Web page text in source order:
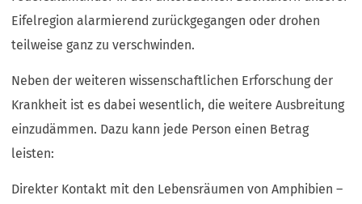
Eifelregion alarmierend zurückgegangen oder drohen
teilweise ganz zu verschwinden.
Neben der weiteren wissenschaftlichen Erforschung der
Krankheit ist es dabei wesentlich, die weitere Ausbreitung
einzudämmen. Dazu kann jede Person einen Betrag
leisten:
Direkter Kontakt mit den Lebensräumen von Amphibien –